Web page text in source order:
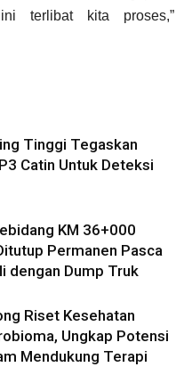
terlibat kita proses,”
Tinggi Tegaskan
Catin Untuk Deteksi
KM 36+000
Permanen Pasca
dengan Dump Truk
Riset Kesehatan
Ungkap Potensi
Mendukung Terapi